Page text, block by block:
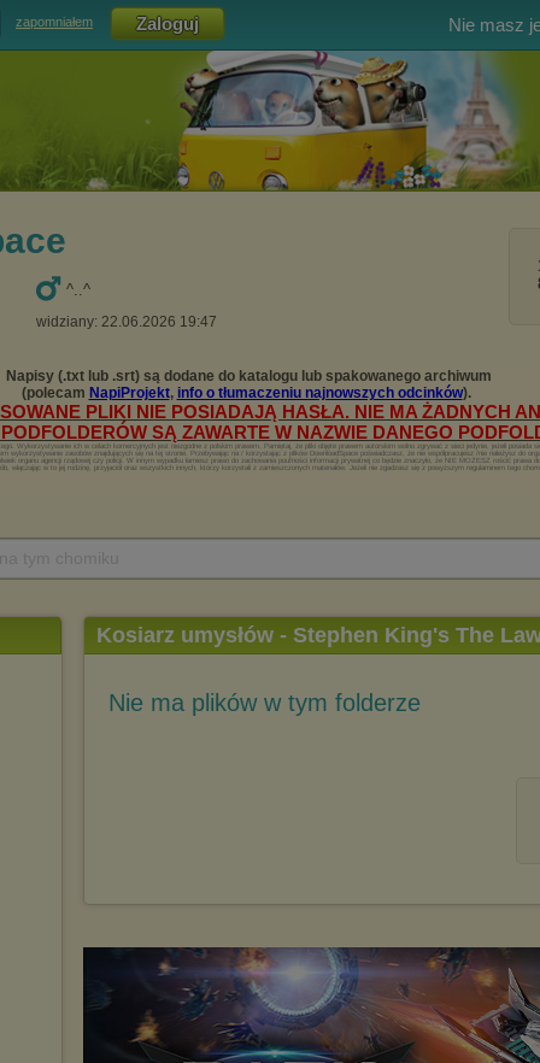
zapomniałem Nie masz
^..^
widziany: 22.06.2026 19:47
Kosiarz umysłów - Stephen King's The
Nie ma plików w tym folderze